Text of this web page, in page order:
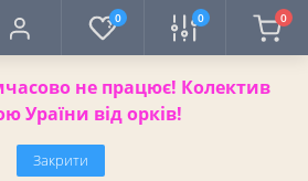
не працює! Колектив
Ураїни від орків!
Закрити
0 0 0